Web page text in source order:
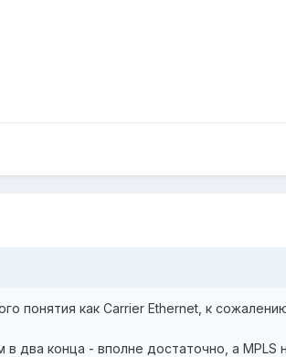
понятия как Carrier Ethernet, к
два конца - вполне достаточно, а